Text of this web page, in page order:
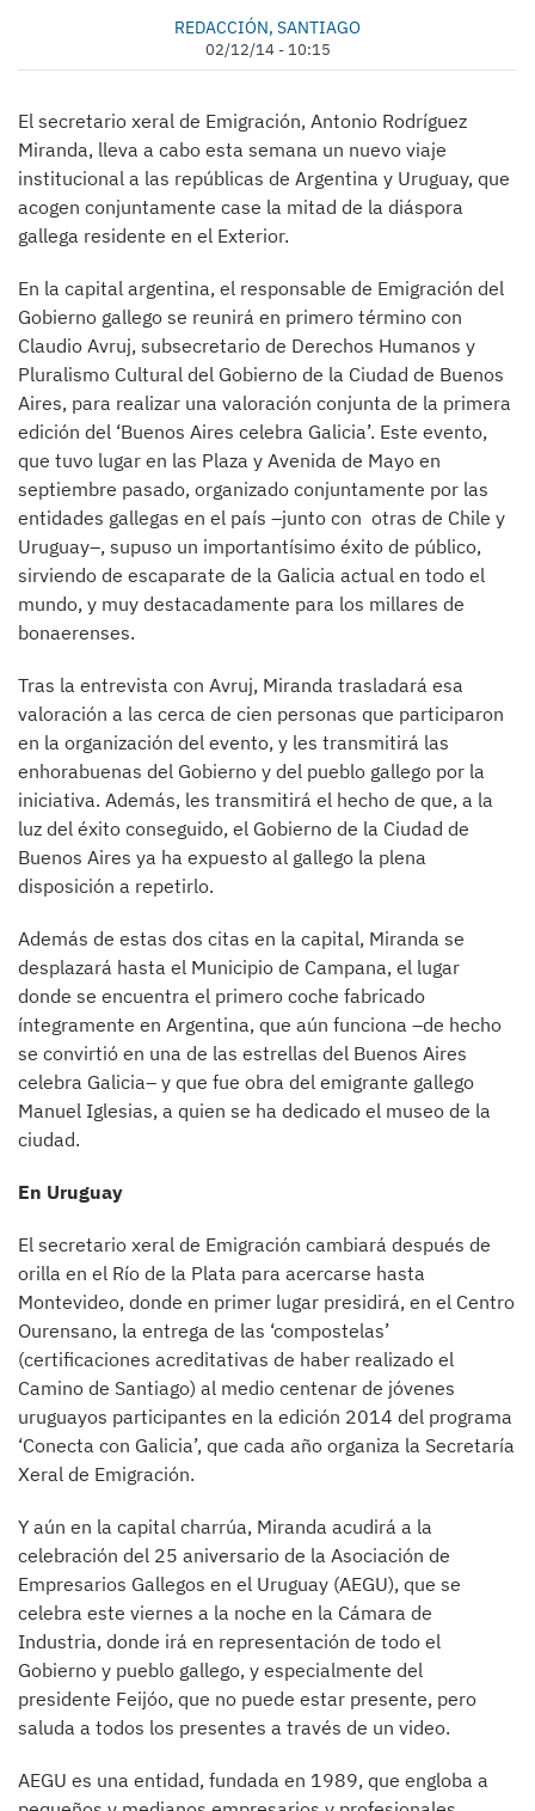
REDACCIÓN, SANTIAGO
02/12/14 - 10:15
El secretario xeral de Emigración, Antonio Rodríguez
Miranda, lleva a cabo esta semana un nuevo viaje
institucional a las repúblicas de Argentina y Uruguay, que
acogen conjuntamente case la mitad de la diáspora
gallega residente en el Exterior.
En la capital argentina, el responsable de Emigración del
Gobierno gallego se reunirá en primero término con
Claudio Avruj, subsecretario de Derechos Humanos y
Pluralismo Cultural del Gobierno de la Ciudad de Buenos
Aires, para realizar una valoración conjunta de la primera
edición del ‘Buenos Aires celebra Galicia’. Este evento,
que tuvo lugar en las Plaza y Avenida de Mayo en
septiembre pasado, organizado conjuntamente por las
entidades gallegas en el país –junto con otras de Chile y
Uruguay–, supuso un importantísimo éxito de público,
sirviendo de escaparate de la Galicia actual en todo el
mundo, y muy destacadamente para los millares de
bonaerenses.
Tras la entrevista con Avruj, Miranda trasladará esa
valoración a las cerca de cien personas que participaron
en la organización del evento, y les transmitirá las
enhorabuenas del Gobierno y del pueblo gallego por la
iniciativa. Además, les transmitirá el hecho de que, a la
luz del éxito conseguido, el Gobierno de la Ciudad de
Buenos Aires ya ha expuesto al gallego la plena
disposición a repetirlo.
Además de estas dos citas en la capital, Miranda se
desplazará hasta el Municipio de Campana, el lugar
donde se encuentra el primero coche fabricado
íntegramente en Argentina, que aún funciona –de hecho
se convirtió en una de las estrellas del Buenos Aires
celebra Galicia– y que fue obra del emigrante gallego
Manuel Iglesias, a quien se ha dedicado el museo de la
ciudad.
En Uruguay
El secretario xeral de Emigración cambiará después de
orilla en el Río de la Plata para acercarse hasta
Montevideo, donde en primer lugar presidirá, en el Centro
Ourensano, la entrega de las ‘compostelas’
(certificaciones acreditativas de haber realizado el
Camino de Santiago) al medio centenar de jóvenes
uruguayos participantes en la edición 2014 del programa
‘Conecta con Galicia’, que cada año organiza la Secretaría
Xeral de Emigración.
Y aún en la capital charrúa, Miranda acudirá a la
celebración del 25 aniversario de la Asociación de
Empresarios Gallegos en el Uruguay (AEGU), que se
celebra este viernes a la noche en la Cámara de
Industria, donde irá en representación de todo el
Gobierno y pueblo gallego, y especialmente del
presidente Feijóo, que no puede estar presente, pero
saluda a todos los presentes a través de un video.
AEGU es una entidad, fundada en 1989, que engloba a